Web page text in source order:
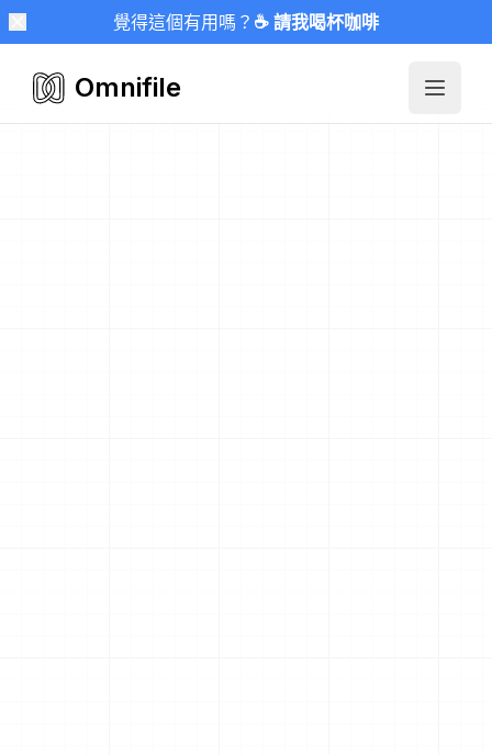
覺得這個有用嗎？ ☕ 請我喝杯咖啡
Omnifile